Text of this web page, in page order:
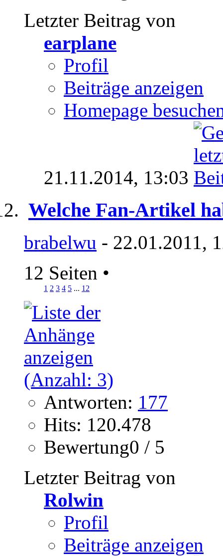
Letzter Beitrag von
earplane
Profil
Beiträge anzeigen
Homepage
21.11.2014, 13:03
Welche Fan-Artikel
brabelwu - 22.01.2011,
12 Seiten •
1 2 3 4 5 ... 12
Antworten: 177
Hits: 120.478
Bewertung0 / 5
Letzter Beitrag von
Rolwin
Profil
Beiträge anzeigen